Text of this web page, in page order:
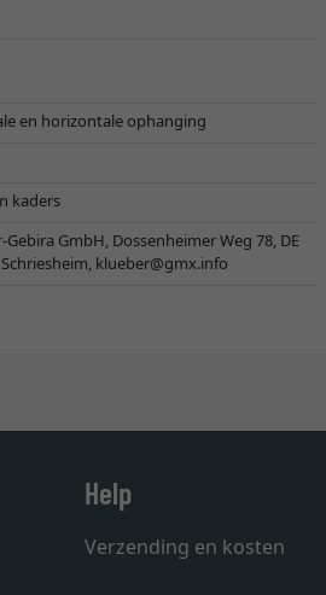
en horizontale ophanging
kaders
Gebira GmbH, Dossenheimer Weg 78, DE
klueber@gmx.info
Help
Verzending en kosten